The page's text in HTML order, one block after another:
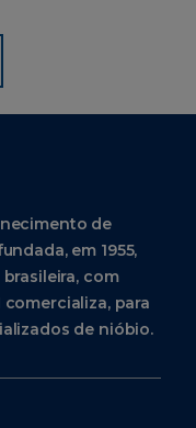
de
em 1955,
brasileira, com
para
de nióbio.